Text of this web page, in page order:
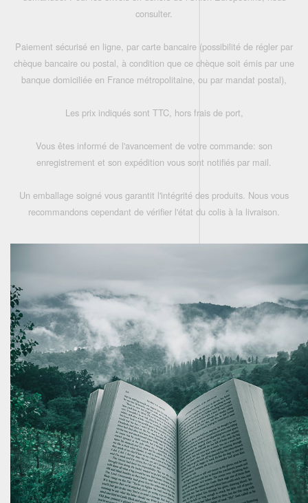
consulter.
Paiement sécurisé en ligne, par carte bancaire (possibilité de régler par
chèque bancaire ou postal, à condition que ce chèque soit émis par une
banque domiciliée en France métropolitaine, ou par mandat postal),
Les prix indiqués sont TTC, hors frais de port,
Vous êtes informé de l'avancement de votre commande: son
enregistrement et son expédition vous sont notifiés par mail.
Un emballage soigné vous garantit l'intégrité des produits. Nous vous
recommandons cependant de vérifier l'état du colis à la livraison.